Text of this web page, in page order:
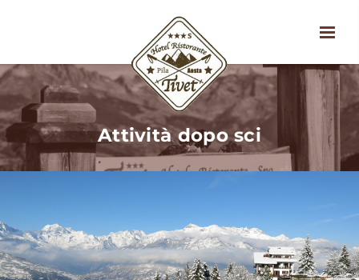
Attività dopo sci